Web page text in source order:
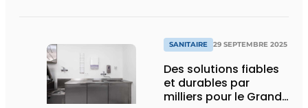
SANITAIRE 29 SEPTEMBRE 2025
Des solutions fiables
et durables par
milliers pour le Grand